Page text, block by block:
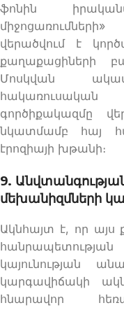
ֆոնին
վերածվում է
քաղաքացիների
Մոսկվան
հակառուսական
գործիքակազմը
նկատմամբ հայ
էրոզիայի խթանի։
9.
մեխանիզմների
Ակնհայտ է, որ այս
կայունության
կարգավիճակի
հնարավոր